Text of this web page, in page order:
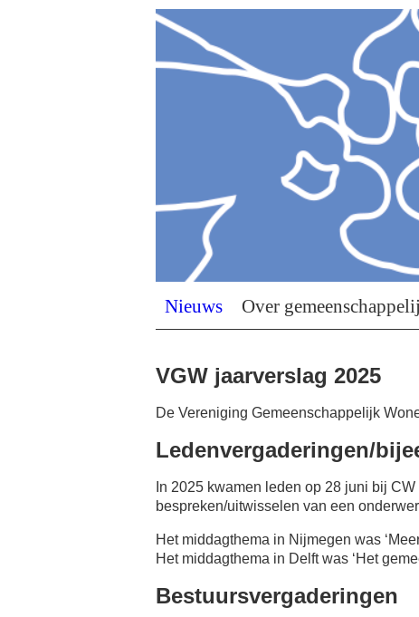
Nieuws Over
VGW jaarverslag 2025
De Vereniging Gemeenschappelijk
Ledenvergaderingen/
In 2025 kwamen leden op 28 juni bij
bespreken/uitwisselen van een
Het middagthema in Nijmegen was
Het middagthema in Delft was ‘Het
Bestuursvergaderingen